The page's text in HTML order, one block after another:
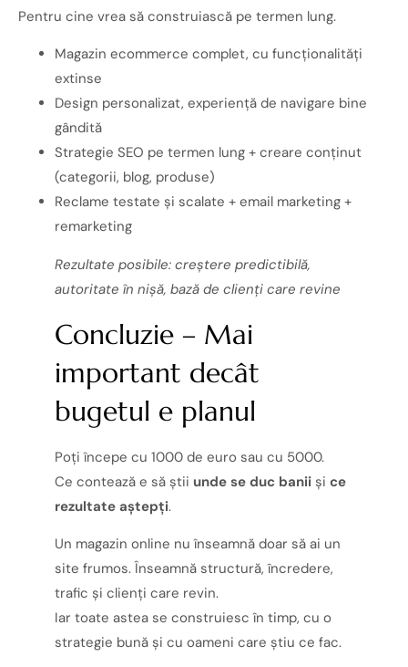
Pentru cine vrea să construiască pe termen lung.
Magazin ecommerce complet, cu funcționalități
extinse
Design personalizat, experiență de navigare bine
gândită
Strategie SEO pe termen lung + creare conținut
(categorii, blog, produse)
Reclame testate și scalate + email marketing +
remarketing
Rezultate posibile: creștere predictibilă,
autoritate în nișă, bază de clienți care revine
Concluzie – Mai
important decât
bugetul e planul
Poți începe cu 1000 de euro sau cu 5000.
Ce contează e să știi unde se duc banii și ce
rezultate aștepți.
Un magazin online nu înseamnă doar să ai un
site frumos. Înseamnă structură, încredere,
trafic și clienți care revin.
Iar toate astea se construiesc în timp, cu o
strategie bună și cu oameni care știu ce fac.